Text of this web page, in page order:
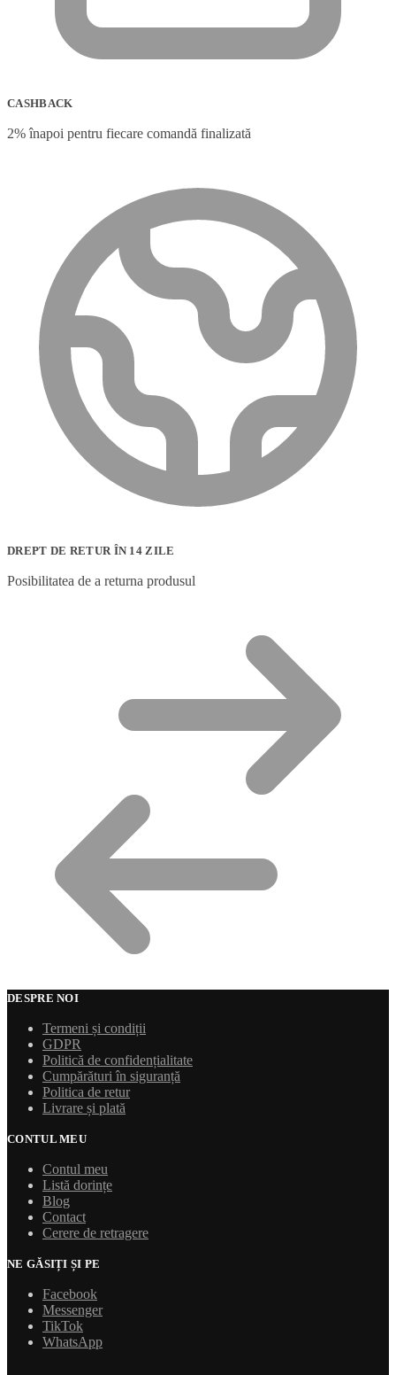
CASHBACK
2% înapoi pentru fiecare comandă finalizată
DREPT DE RETUR ÎN 14 ZILE
Posibilitatea de a returna produsul
DESPRE NOI
Termeni și condiții
GDPR
Politică de confidențialitate
Cumpărături în siguranță
Politica de retur
Livrare și plată
CONTUL MEU
Contul meu
Listă dorințe
Blog
Contact
Cerere de retragere
NE GĂSIȚI ȘI PE
Facebook
Messenger
TikTok
WhatsApp